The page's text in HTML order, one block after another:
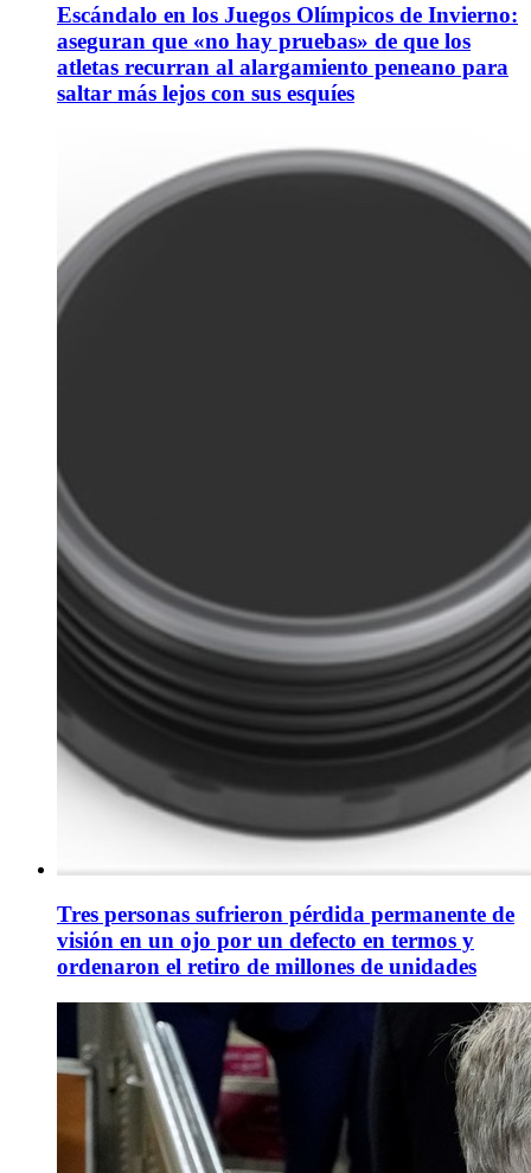
Escándalo en los Juegos Olímpicos de Invierno:
aseguran que «no hay pruebas» de que los
atletas recurran al alargamiento peneano para
saltar más lejos con sus esquíes
Tres personas sufrieron pérdida permanente de
visión en un ojo por un defecto en termos y
ordenaron el retiro de millones de unidades